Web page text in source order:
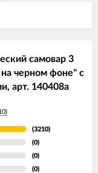
самовар 3
черном фоне" с
арт. 140408а
(3210)
(0)
(0)
(0)